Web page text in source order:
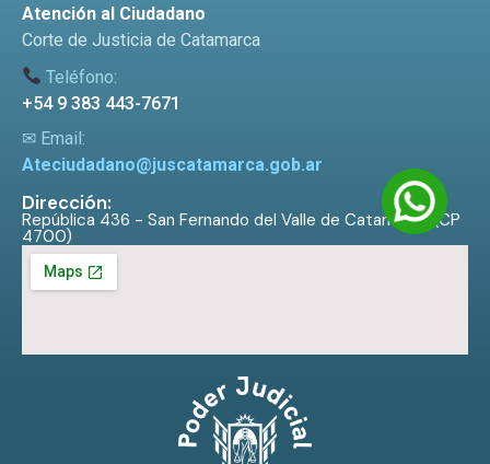
Atención al Ciudadano
Corte de Justicia de Catamarca
Teléfono:
+54 9 383 443-7671
✉ Email:
Ateciudadano@juscatamarca.gob.ar
Dirección:
República 436 - San Fernando del Valle de Catamarca (CP
4700)